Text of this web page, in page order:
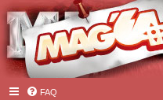
FAQ